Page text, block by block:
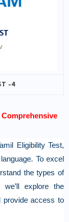
-4
Eligibility Test,
To excel
the types of
explore the
provide access to